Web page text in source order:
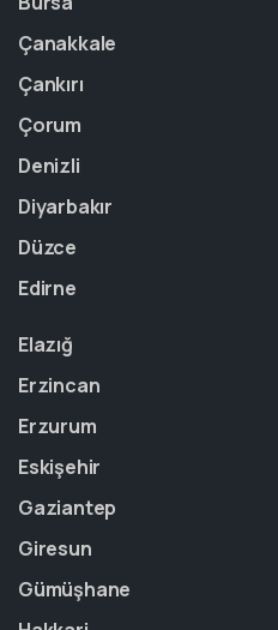
Çanakkale
Çankırı
Çorum
Denizli
Diyarbakır
Düzce
Edirne
Elazığ
Erzincan
Erzurum
Eskişehir
Gaziantep
Giresun
Gümüşhane